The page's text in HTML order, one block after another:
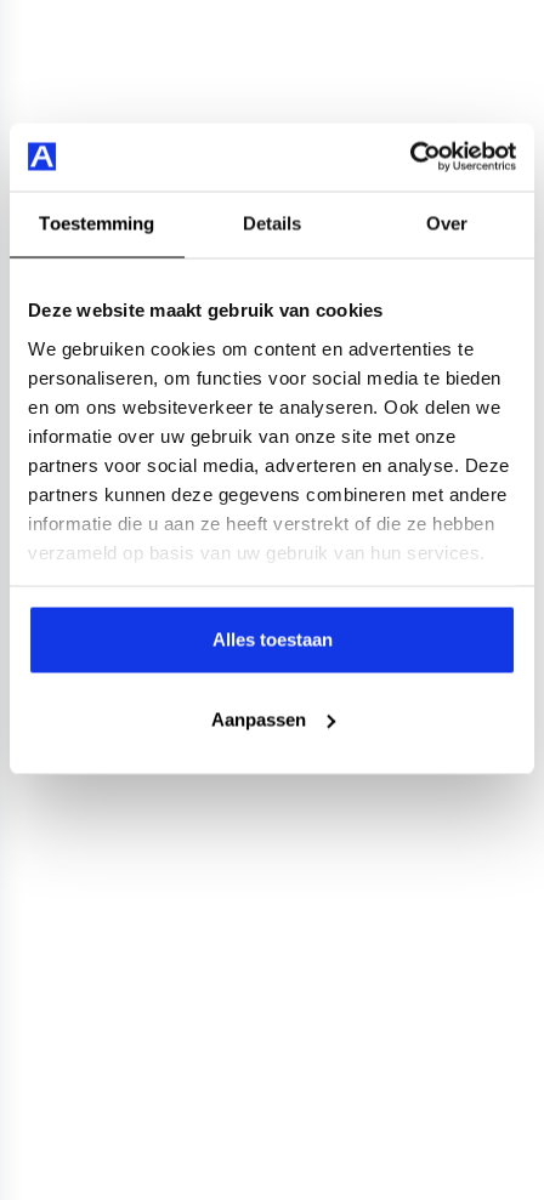
Toestemming Details Over
Deze website maakt gebruik van cookies
We gebruiken cookies om content en advertenties te
personaliseren, om functies voor social media te bieden
en om ons websiteverkeer te analyseren. Ook delen we
informatie over uw gebruik van onze site met onze
partners voor social media, adverteren en analyse. Deze
partners kunnen deze gegevens combineren met andere
informatie die u aan ze heeft verstrekt of die ze hebben
verzameld op basis van uw gebruik van hun services.
Alles toestaan
Aanpassen